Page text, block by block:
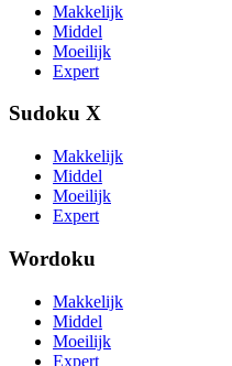
Makkelijk
Middel
Moeilijk
Expert
Sudoku X
Makkelijk
Middel
Moeilijk
Expert
Wordoku
Makkelijk
Middel
Moeilijk
Expert